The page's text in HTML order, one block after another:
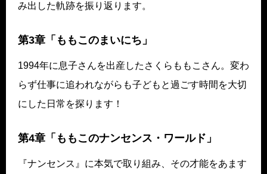
み出した軌跡を振り返ります。
第3章「ももこのまいにち」
1994年に息子さんを出産したさくらももこさん。変わ
らず仕事に追われながらも子どもと過ごす時間を大切
にした日常を探ります！
第4章「ももこのナンセンス・ワールド」
『ナンセンス』に本気で取り組み、その才能をあます